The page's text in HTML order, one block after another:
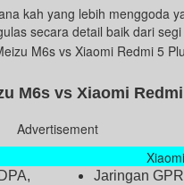
kah yang lebih menggoda
secara detail baik dari
M6s vs Xiaomi
Advertisement
Jaringan